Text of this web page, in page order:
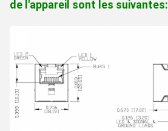
de l'appareil sont les suivantes: